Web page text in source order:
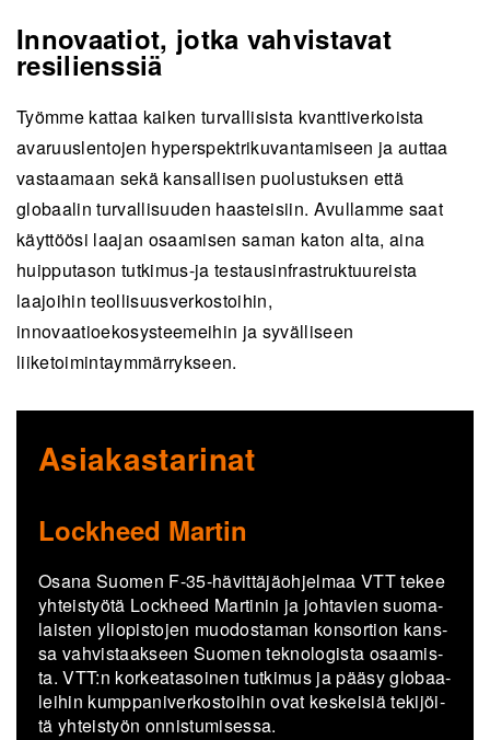
Innovaatiot, jotka vahvistavat
resilienssiä
Työmme kattaa kaiken turvallisista kvanttiverkoista
avaruuslentojen hyperspektrikuvantamiseen ja auttaa
vastaamaan sekä kansallisen puolustuksen että
globaalin turvallisuuden haasteisiin. Avullamme saat
käyttöösi laajan osaamisen saman katon alta, aina
huipputason tutkimus-ja testausinfrastruktuureista
laajoihin teollisuusverkostoihin,
innovaatioekosysteemeihin ja syvälliseen
liiketoimintaymmärrykseen.
Asiakastarinat
Lockheed Martin
Osana Suo­men F-35-​hävittäjäohjelmaa VTT tekee
yh­teis­työ­tä Lock­heed Mar­ti­nin ja joh­ta­vien suo­ma­
lais­ten yli­opis­to­jen muo­dos­ta­man kon­sor­tion kans­
sa vah­vis­taak­seen Suo­men tek­no­lo­gis­ta osaa­mis­
ta. VTT:n kor­kea­ta­soi­nen tut­ki­mus ja pääsy glo­baa­
lei­hin kump­pa­ni­ver­kos­toi­hin ovat kes­kei­siä te­ki­jöi­
tä yh­teis­työn on­nis­tu­mi­ses­sa.